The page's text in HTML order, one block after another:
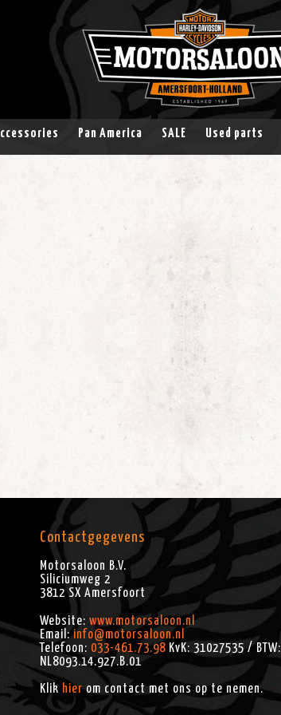
Pan America SALE Used parts
Contactgegevens
Motorsaloon B.V.
Siliciumweg 2
3812 SX Amersfoort
Website:www.motorsaloon.nl
Email:info@motorsaloon.nl
Telefoon: 033-461.73.98 KvK: 31027535 / BTW:
NL8093.14.927.B.01
Klik hierom contact met ons op te nemen.